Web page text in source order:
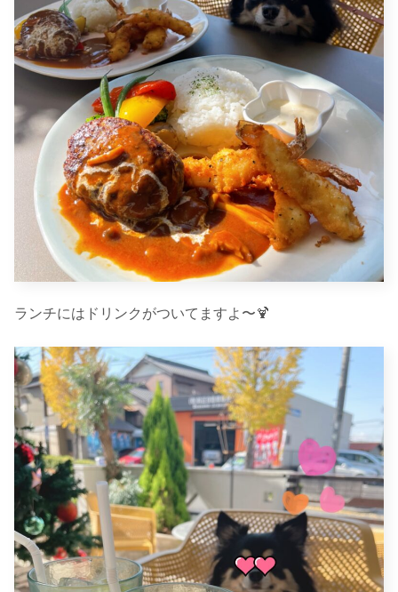
ランチにはドリンクがついてますよ〜🍹